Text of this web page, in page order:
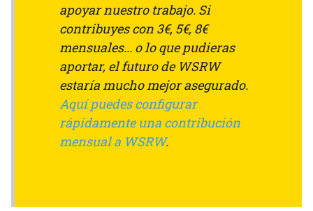
apoyar nuestro trabajo. Si
contribuyes con 3€, 5€, 8€
mensuales... o lo que pudieras
aportar, el futuro de WSRW
estaría mucho mejor asegurado.
Aquí puedes configurar
rápidamente una contribución
mensual a WSRW.